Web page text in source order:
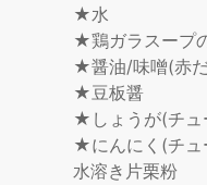
★水
★鶏ガラスープ
★醤油/味噌(赤
★豆板醤
★しょうが(チュ
★にんにく(チュ
水溶き片栗粉